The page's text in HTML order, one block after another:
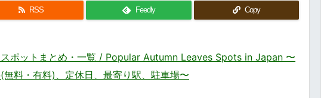
RSS Feedly Copy
ポットまとめ・一覧 / Popular Autumn Leaves Spots in Japan 〜
料・有料)、定休日、最寄り駅、駐車場〜